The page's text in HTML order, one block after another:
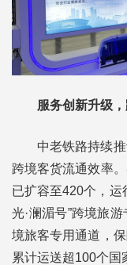
服务创新升级
中老铁路持续
跨境客货流通效率
已扩容至420个，运
光·澜湄号”跨境旅
境旅客专用通道，
累计运送超100个国